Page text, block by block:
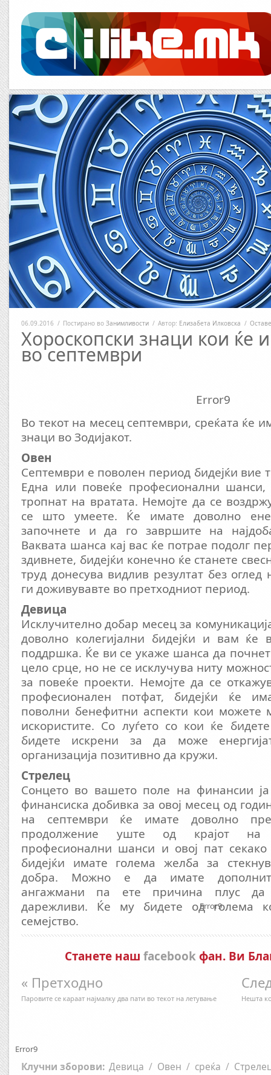
06.09.2016 / Постирано во Занимливости / Автор: Елизабета Илковска /
Хороскопски знаци кои ќе
во септември
Error9
Во текот на месец септември, среќата ќе
знаци во Зодијакот.
Овен
Септември е поволен период бидејќи вие
Една или повеќе професионални
тропнат на вратата. Немојте да се
се што умеете. Ќе имате доволно
започнете и да го завршите на
Ваквата шанса кај вас ќе потрае подолг
здивнете, бидејќи конечно ќе станете
труд донесува видлив резултат без оглед
ги доживувавте во претходниот период.
Девица
Исклучително добар месец за
доволно колегијални бидејќи и вам ќе
поддршка. Ќе ви се укаже шанса да
цело срце, но не се исклучува ниту
за повеќе проекти. Немојте да се
професионален потфат, бидејќи ќе
поволни бенефитни аспекти кои можете
искористите. Со луѓето со кои ќе
бидете искрени за да може
организација позитивно да кружи.
Стрелец
Сонцето во вашето поле на финансии
финансиска добивка за овој месец од
на септември ќе имате доволно
продолжение уште од крајот на
професионални шанси и овој пат
бидејќи имате голема желба за
добра. Можно е да имате
ангажмани па ете причина плус да
дарежливи. Ќе му бидете од голема
семејство.
Станете наш facebookфан. Ви
« Претходно
Паровите се караат најмалку два пати во текот на летување Нешта
Error9
Error9
Клучни зборови: Девица / Овен / среќа /